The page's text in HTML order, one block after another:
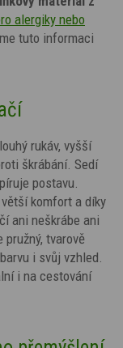
alergiky nebo
tuto informaci
rukáv, vyšší
škrábání. Sedí
postavu.
komfort a díky
ani neškrábe ani
pružný, tvarově
i svůj vzhled.
i na cestování